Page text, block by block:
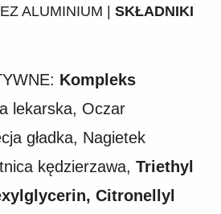
ALUMINIUM | SKŁADNIKI
Kompleks
lekarska, Oczar
gładka, Nagietek
kędzierzawa, Triethyl
Citronellyl